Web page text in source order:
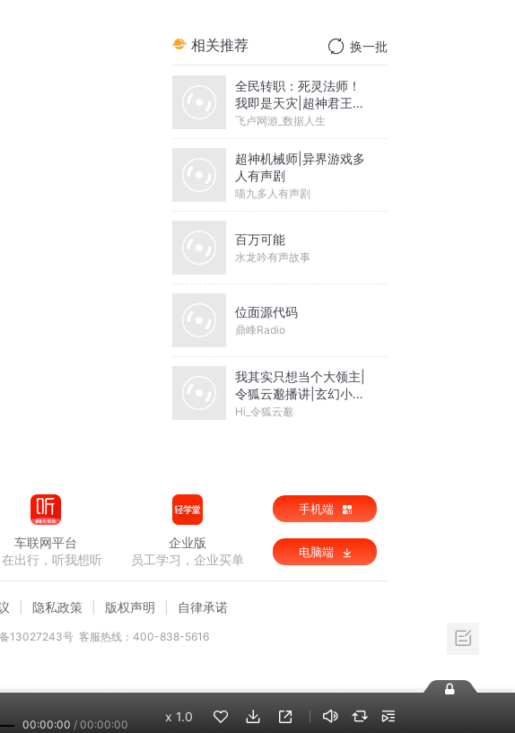
相关推荐 换一批
全民转职：死灵法师！
我即是天灾|超神君王漫
画原著
飞卢网游_数据人生
超神机械师|异界游戏多
人有声剧
喵九多人有声剧
百万可能
水龙吟有声故事
位面源代码
鼎峰Radio
我其实只想当个大领主|
令狐云邈播讲|玄幻小说|
异世重生
Hi_令狐云邈
00:00:00 / 00:00:00
x 1.0
车联网平台
在出行，听我想听
企业版
员工学习，企业买单
手机端
电脑端
隐私政策 版权声明 自律承诺
13027243号 客服热线：400-838-5616